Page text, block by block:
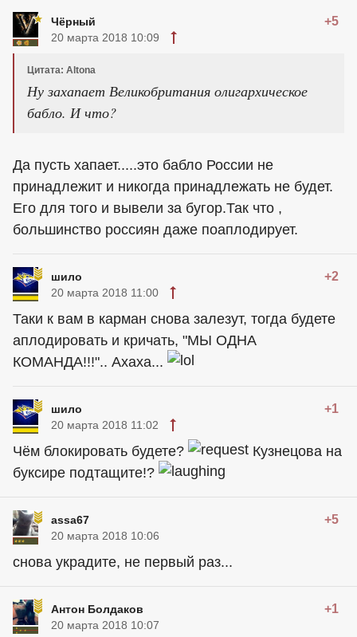
Чёрный +5
20 марта 2018 10:09
Цитата: Altona
Ну захапает Великобритания олигархическое
бабло. И что?
Да пусть хапает.....это бабло России не
принадлежит и никогда принадлежать не будет.
Его для того и вывели за бугор.Так что ,
большинство россиян даже поаплодирует.
шило +2
20 марта 2018 11:00
Таки к вам в карман снова залезут, тогда будете
аплодировать и кричать, "МЫ ОДНА
КОМАНДА!!!".. Ахаха...
шило +1
20 марта 2018 11:02
Чём блокировать будете?
Кузнецова на
буксире подтащите!?
assa67 +5
20 марта 2018 10:06
снова украдите, не первый раз...
Антон Болдаков +1
20 марта 2018 10:07